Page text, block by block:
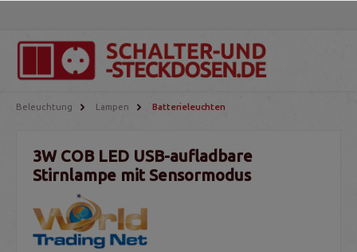
Beleuchtung Lampen Batterieleuchten
3W COB LED USB-aufladbare
Stirnlampe mit Sensormodus